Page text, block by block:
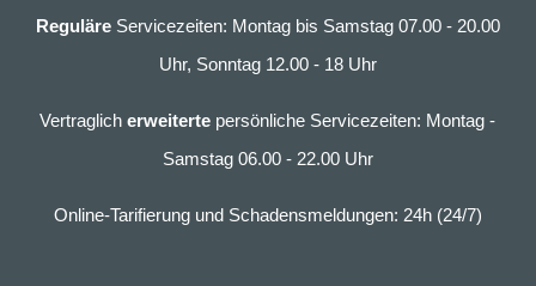
ReguläreServicezeiten: Montag bis Samstag 07.00 - 20.00
Uhr, Sonntag 12.00 - 18 Uhr
Vertraglicherweiterte persönliche Servicezeiten: Montag -
Samstag 06.00 - 22.00 Uhr
Online-Tarifierung und Schadensmeldungen: 24h (24/7)